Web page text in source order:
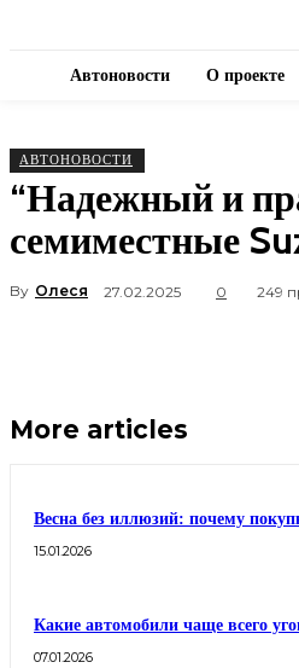
Автоновости О проекте
АВТОНОВОСТИ
“Надежный и
семиместные
By Олеся 27.02.2025 0 249
More articles
Весна без иллюзий: почему
15.01.2026
Какие автомобили чаще всего
07.01.2026